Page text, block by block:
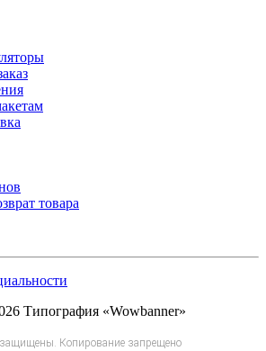
товара
Типография «Wowbanner»
защищены. Копирование запрещено